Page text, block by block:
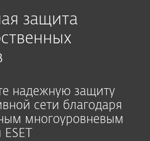
защита
надежную защиту
сети благодаря
многоуровневым